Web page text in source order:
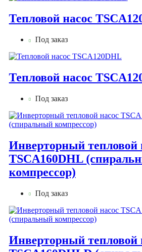
Тепловой насос
Под заказ
Тепловой насос
Под заказ
Инверторный тепловой
TSCA160DHL
компрессор)
Под заказ
Инверторный тепловой